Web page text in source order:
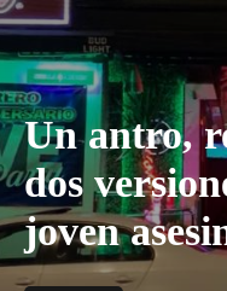
Un antro,
dos
joven